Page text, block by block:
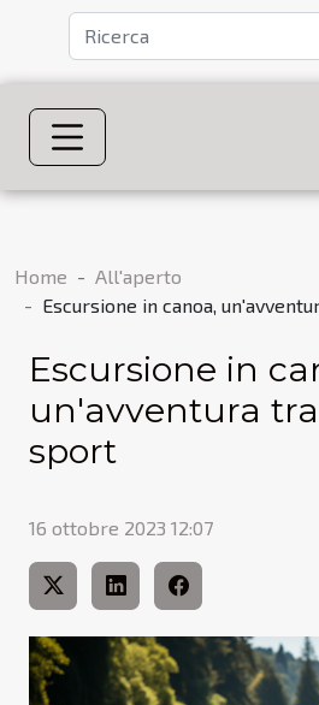
Home
All'aperto
Escursione in canoa,
Escursione in
un'avventura
sport
16 ottobre 2023 12:07